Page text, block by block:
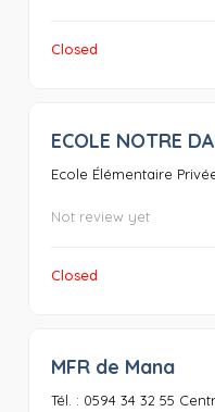
Closed
ECOLE NOTRE
Ecole Élémentaire
Not review yet
Closed
MFR de Mana
Tél. : 0594 34 32 55